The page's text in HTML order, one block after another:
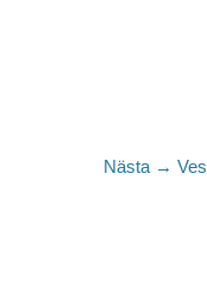
Nästa →